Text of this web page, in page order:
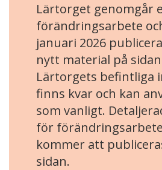
Lärtorget genomgår
förändringsarbete
januari 2026
nytt material på
Lärtorgets befintliga
finns kvar och kan
som vanligt.
för
kommer att
sidan.